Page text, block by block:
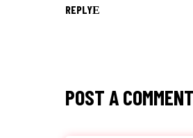
REPLY
POST A COMMENT